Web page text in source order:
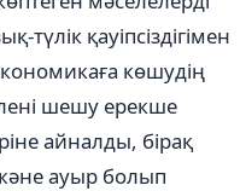
түлік қауіпсіздігімен
көшудің
шешу ерекше
айналды, бірақ
ауыр болып